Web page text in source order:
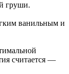
груши.
ванильным и
считается —